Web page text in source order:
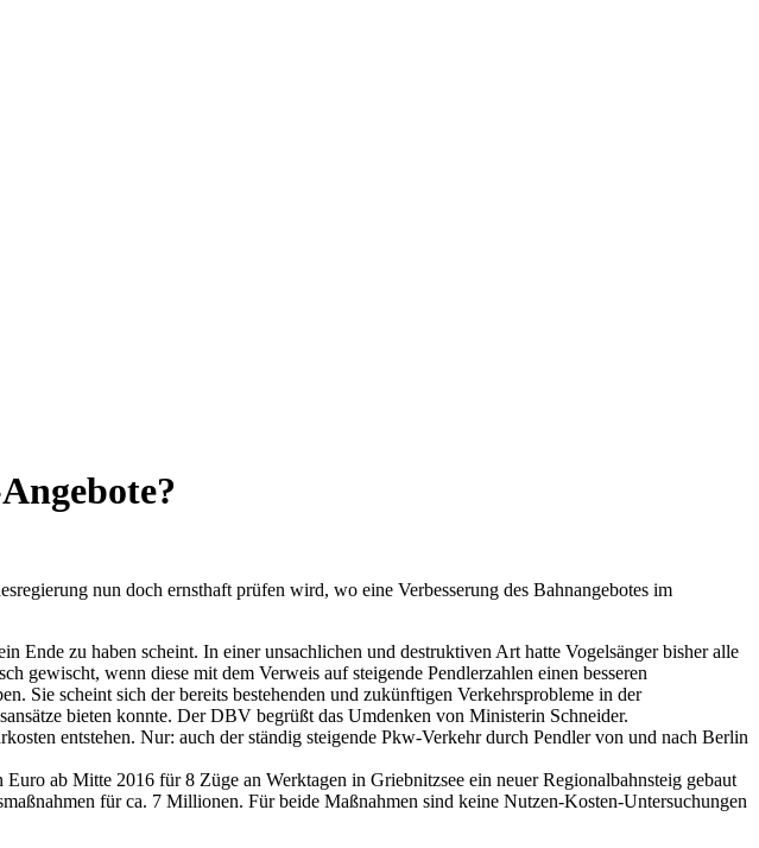
nun doch ernsthaft prüfen wird, wo eine Verbesserung des Bahnangebotes im
zu haben scheint. In einer unsachlichen und destruktiven Art hatte Vogelsänger bisher alle
gewischt, wenn diese mit dem Verweis auf steigende Pendlerzahlen einen besseren
Sie scheint sich der bereits bestehenden und zukünftigen Verkehrsprobleme in der
bieten konnte. Der DBV begrüßt das Umdenken von Ministerin Schneider.
entstehen. Nur: auch der ständig steigende Pkw-Verkehr durch Pendler von und nach Berlin
ab Mitte 2016 für 8 Züge an Werktagen in Griebnitzsee ein neuer Regionalbahnsteig gebaut
für ca. 7 Millionen. Für beide Maßnahmen sind keine Nutzen-Kosten-Untersuchungen